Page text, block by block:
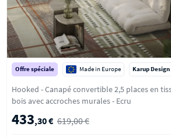
Offre spéciale Made in Europe Karup Design
Hooked - Canapé convertible 2,5 places en
bois avec accroches murales - Ecru
433,30 € 619,00 €